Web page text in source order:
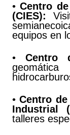
•Centro
(CIES):
equipos en
• Centro
•Centro
Industrial
talleres